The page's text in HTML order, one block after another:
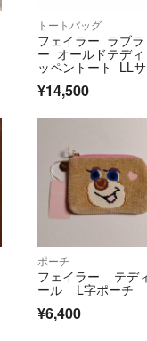
トートバッグ
フェイラー ラブラ
ー オールドテデ
ッペントート LL
アル版
¥14,500
ポーチ
フェイラー テデ
ール L字ポーチ
¥6,400